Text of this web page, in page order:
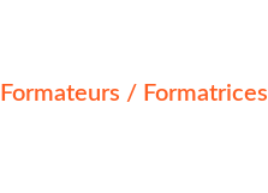
Formateurs / Formatrices